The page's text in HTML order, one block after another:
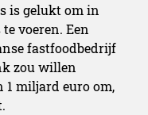
is gelukt om in
voeren. Een
fastfoodbedrijf
zou willen
1 miljard euro om,